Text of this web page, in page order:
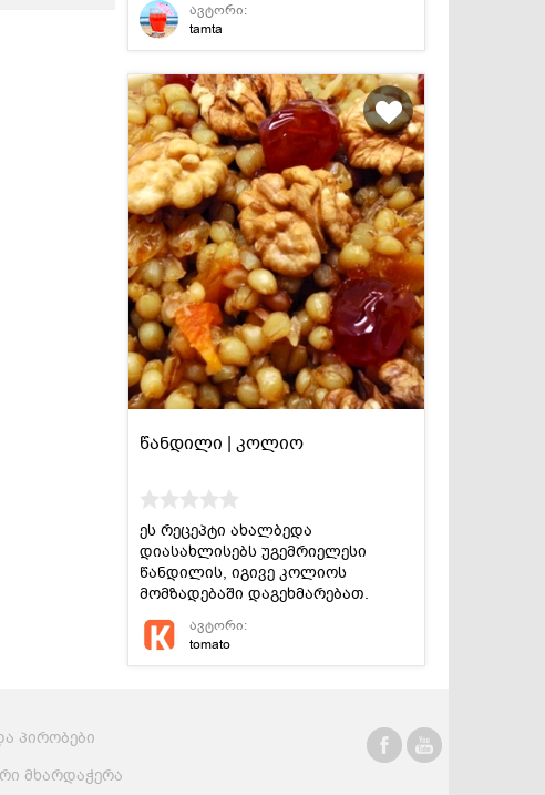
ავტორი:
tamta
წანდილი | კოლიო
ეს რეცეპტი ახალბედა
დიასახლისებს უგემრიელესი
წანდილის, იგივე კოლიოს
მომზადებაში დაგეხმარებათ.
ავტორი:
tomato
პირობები
მხარდაჭერა